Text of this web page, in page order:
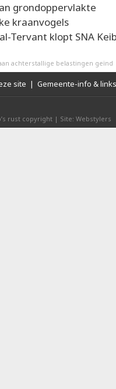
grondoppervlakte
kraanvogels
Tervant klopt SNA
achterstallige belastingen geïnd
site | Gemeente-info & links
rust copyright | Site: Webstylers